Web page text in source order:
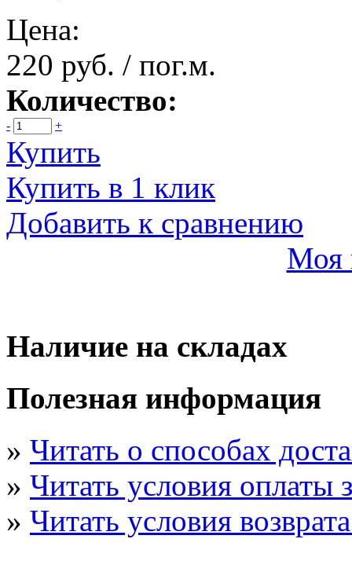
Цена:
220 руб. / пог.м.
Количество:
- +
Купить
Купить в 1 клик
Добавить к сравнению
Моя
Наличие на складах
Полезная информация
» Читать о способах
» Читать условия оплаты
» Читать условия